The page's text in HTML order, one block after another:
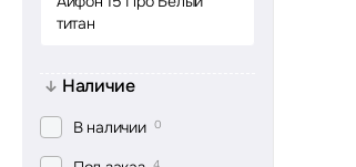
титан
Наличие
В наличии 0